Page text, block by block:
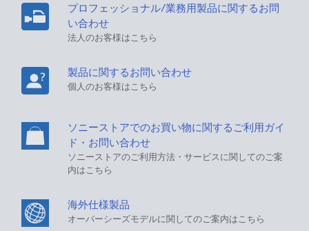
プロフェッショナル/業務用製品に関するお問
い合わせ
法人のお客様はこちら
製品に関するお問い合わせ
個人のお客様はこちら
ソニーストアでのお買い物に関するご利用ガイ
ド・お問い合わせ
ソニーストアのご利用方法・サービスに関してのご案
内はこちら
海外仕様製品
オーバーシーズモデルに関してのご案内はこちら